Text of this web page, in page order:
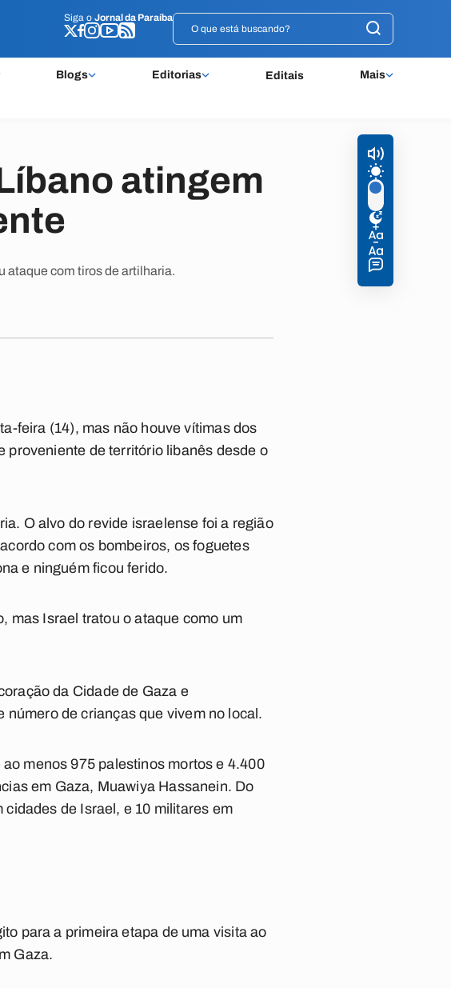
Siga o Jornal da Paraíba
Blogs Editorias Editais Mais
Siga o Jornal da Paraíba
atingem
ataque com tiros de artilharia.
feira (14), mas não houve vítimas dos
proveniente de território libanês desde o
O alvo do revide israelense foi a região
com os bombeiros, os foguetes
e ninguém ficou ferido.
mas Israel tratou o ataque como um
da Cidade de Gaza e
de crianças que vivem no local.
menos 975 palestinos mortos e 4.400
em Gaza, Muawiya Hassanein. Do
de Israel, e 10 militares em
para a primeira etapa de uma visita ao
Gaza.